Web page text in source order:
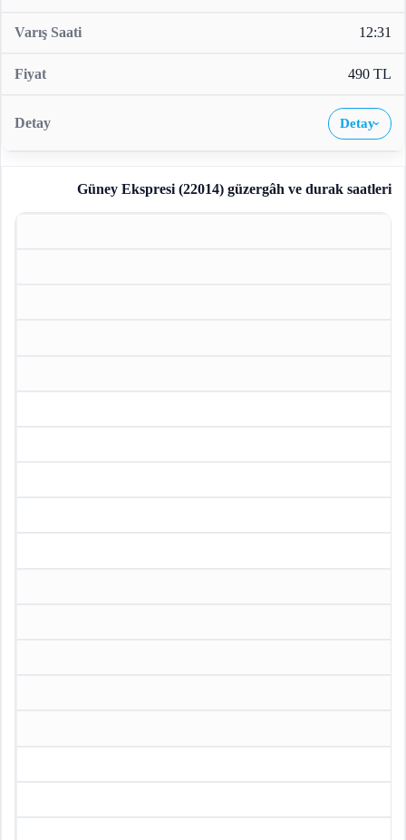
12:31
490 TL
Detay›
Güney Ekspresi (22014)güzergâh ve durak saatleri